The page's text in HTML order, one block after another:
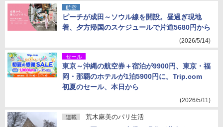
航空
ピーチが成田～ソウル線を開設。昼過ぎ現地
着、夕方帰国のスケジュールで片道5680円から
(2026/5/14)
セール
東京～沖縄の航空券＋宿泊が9900円、東京・福
岡・那覇のホテルが1泊5900円に。Trip.com
初夏のセール、本日から
(2026/5/11)
連載 荒木麻美のパリ生活